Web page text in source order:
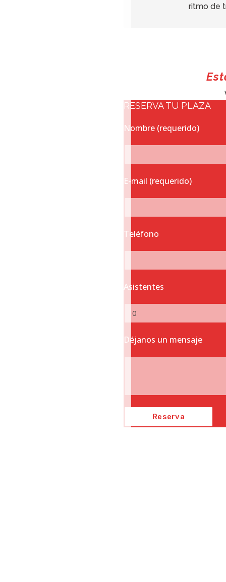
ritmo de
RESERVA TU PLAZA
Nombre (requerido)
E-mail (requerido)
Teléfono
Asistentes
Déjanos un mensaje